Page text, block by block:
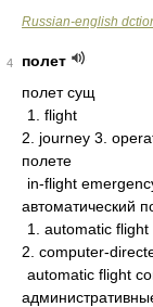
Russian-english
4
полет
полет сущ
1. flight
2. journey 3.
полете
in-flight
автоматический
1. automatic flight
2. computer-
automatic flight